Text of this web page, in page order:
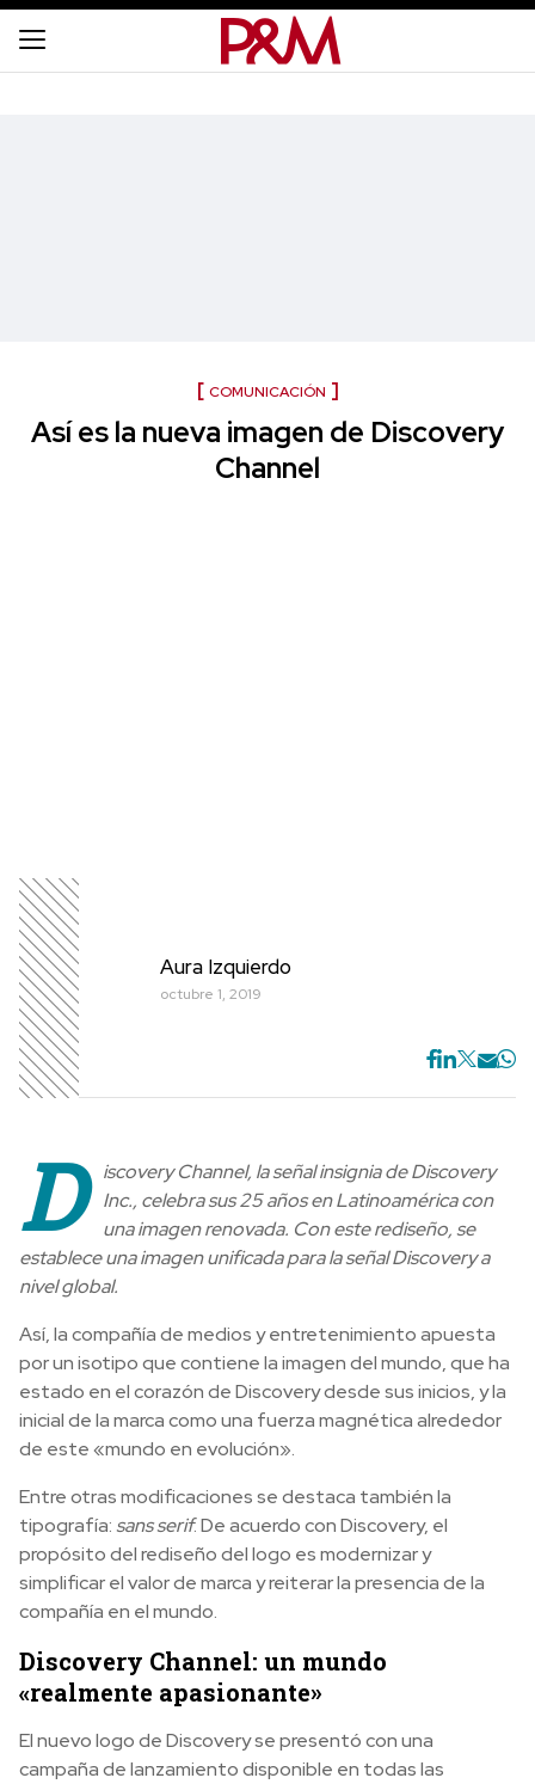
COMUNICACIÓN
Así es la nueva imagen de Discovery
Channel
Aura Izquierdo
octubre 1, 2019
D
iscovery Channel, la señal insignia de Discovery
Inc., celebra sus 25 años en Latinoamérica con
una imagen renovada. Con este rediseño, se
establece una imagen unificada para la señal Discovery a
nivel global.
Así, la compañía de medios y entretenimiento apuesta
por un isotipo que contiene la imagen del mundo, que ha
estado en el corazón de Discovery desde sus inicios, y la
inicial de la marca como una fuerza magnética alrededor
de este «mundo en evolución».
Entre otras modificaciones se destaca también la
tipografía:sans serif. De acuerdo con Discovery, el
propósito del rediseño del logo es modernizar y
simplificar el valor de marca y reiterar la presencia de la
compañía en el mundo.
Discovery Channel: un mundo
«realmente apasionante»
El nuevo logo de Discovery se presentó conuna
campaña de lanzamiento disponible en todas las